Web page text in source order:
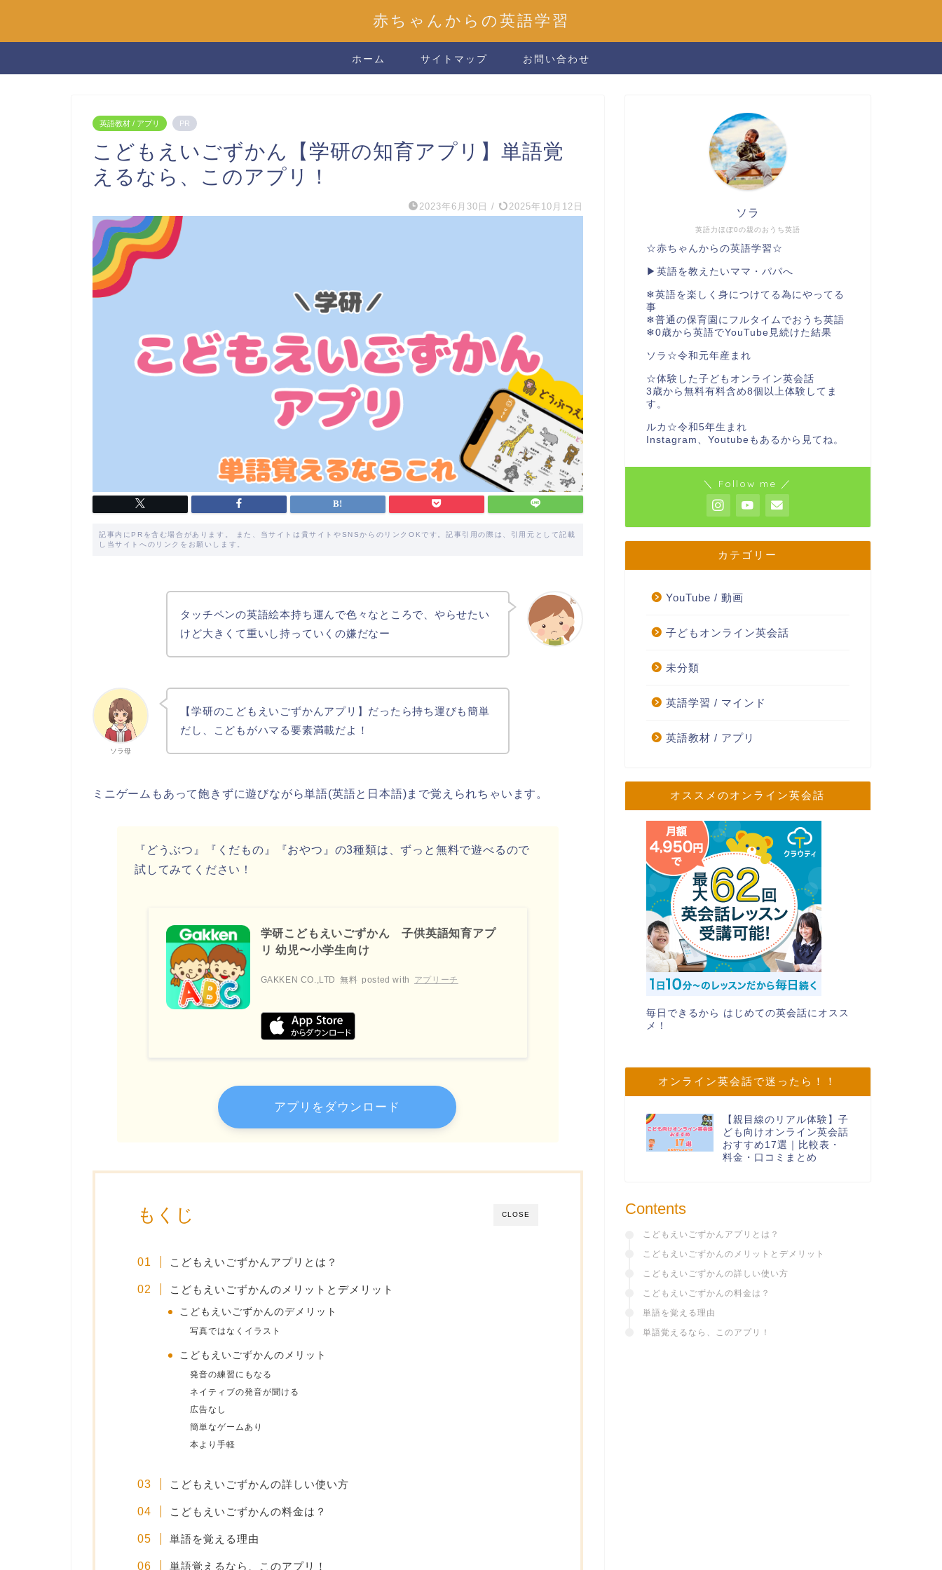
赤ちゃんからの英語学習
ホーム サイトマップ お問い合わせ
英語教材 / アプリ PR
こどもえいごずかん【学研の知育アプリ】単語覚
えるなら、このアプリ！
2023年6月30日 / 2025年10月12日
記事内にPRを含む場合があります。 また、当サイトは貴サイトやSNSからのリンクOKです。記事引用の際は、引用元として記載
し当サイトへのリンクをお願いします。
タッチペンの英語絵本持ち運んで色々なところで、やらせたい
けど大きくて重いし持っていくの嫌だなー
ソラ母
【学研のこどもえいごずかんアプリ】だったら持ち運びも簡単
だし、こどもがハマる要素満載だよ！
ミニゲームもあって飽きずに遊びながら単語(英語と日本語)まで覚えられちゃいます。
『どうぶつ』『くだもの』『おやつ』の3種類は、ずっと無料で遊べるので
試してみてください！
学研こどもえいごずかん 子供英語知育アプ
リ 幼児〜小学生向け
GAKKEN CO.,LTD 無料 posted with アプリーチ
アプリをダウンロード
CLOSE
もくじ
こどもえいごずかんアプリとは？
こどもえいごずかんのメリットとデメリット
こどもえいごずかんのデメリット
写真ではなくイラスト
こどもえいごずかんのメリット
発音の練習にもなる
ネイティブの発音が聞ける
広告なし
簡単なゲームあり
本より手軽
こどもえいごずかんの詳しい使い方
こどもえいごずかんの料金は？
単語を覚える理由
単語覚えるなら、このアプリ！
英語力ほぼ0の親のおうち英語
ソラ
☆赤ちゃんからの英語学習☆
▶︎英語を教えたいママ・パパへ
❄︎英語を楽しく身につけてる為にやってる
事
❄︎普通の保育園にフルタイムでおうち英語
❄︎0歳から英語でYouTube見続けた結果
ソラ☆令和元年産まれ
☆体験した子どもオンライン英会話
3歳から無料有料含め8個以上体験してま
す。
ルカ☆令和5年生まれ
Instagram、Youtubeもあるから見てね。
＼ Follow me ／
カテゴリー
YouTube / 動画
子どもオンライン英会話
未分類
英語学習 / マインド
英語教材 / アプリ
オススメのオンライン英会話
毎日できるから はじめての英会話にオスス
メ！
オンライン英会話で迷ったら！！
【親目線のリアル体験】子
ども向けオンライン英会話
おすすめ17選｜比較表・
料金・口コミまとめ
Contents
こどもえいごずかんアプリとは？
こどもえいごずかんのメリットとデメリット
こどもえいごずかんの詳しい使い方
こどもえいごずかんの料金は？
単語を覚える理由
単語覚えるなら、このアプリ！